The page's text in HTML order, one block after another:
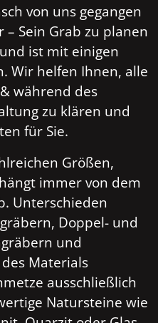
von uns gegangen
Sein Grab zu planen
ist mit einigen
Wir helfen Ihnen, alle
während des
zu klären und
für Sie.
Größen,
immer von dem
Unterschieden
Doppel- und
und
Materials
ausschließlich
Natursteine wie